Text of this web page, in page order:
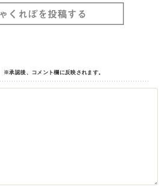
※承認後、コメント欄に反映されます。